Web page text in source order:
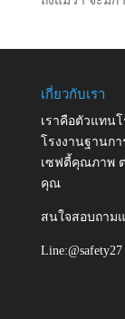
เกี่ยวกับเรา
เราคือตัวแทน
โรงงานฐานก
เซฟตี้คุณภาพ
คุณ
สนใจสอบถามแ
Line:@safety27